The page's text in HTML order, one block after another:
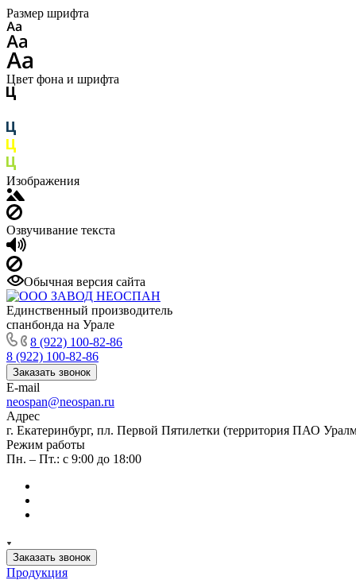
Размер шрифта
Цвет фона и шрифта
Изображения
Озвучивание текста
Обычная версия сайта
Единственный производитель
спанбонда на Урале
8 (922) 100-82-86
8 (922) 100-82-86
Заказать звонок
E-mail
neospan@neospan.ru
Адрес
г. Екатеринбург, пл. Первой Пятилетки (территория ПАО
Режим работы
Пн. – Пт.: с 9:00 до 18:00
Заказать звонок
Продукция